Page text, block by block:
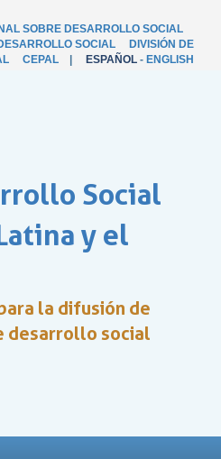
SOBRE DESARROLLO SOCIAL
SOCIAL
DIVISIÓN DE
CEPAL ESPAÑOL - ENGLISH
Social
y el
la difusión de
desarrollo social